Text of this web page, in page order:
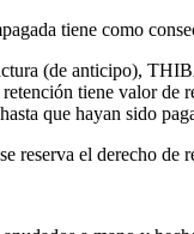
tiene como
(de anticipo),
tiene valor
que hayan sido
el derecho de